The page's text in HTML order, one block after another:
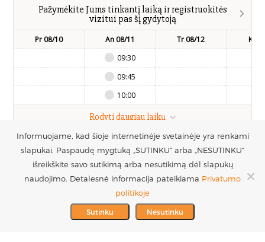
Pažymėkite Jums tinkantį laiką ir registruokitės
vizitui pas šį gydytoją
Pr 08/10
An 08/11
09:30
09:45
10:00
Tr 08/12 Kt
Rodyti daugiau laikų
Registruotis vizitui
PARTNERIAI >
MES REMIAME >
UAB Estetinės
chirurgijos centras
Į.k. 300016228
PVM mokėtojo kodas
LT100005717312
+370 686 33217
info@plastinechirurgija.lt
Informuojame, kad šioje internetinėje svetainėje yra renkami
slapukai. Paspaudę mygtuką „SUTINKU“ arba „NESUTINKU“
išreikškite savo sutikimą arba nesutikimą dėl slapukų
naudojimo. Detalesnė informacija pateikiama Privatumo
politikoje
Sutinku Nesutinku